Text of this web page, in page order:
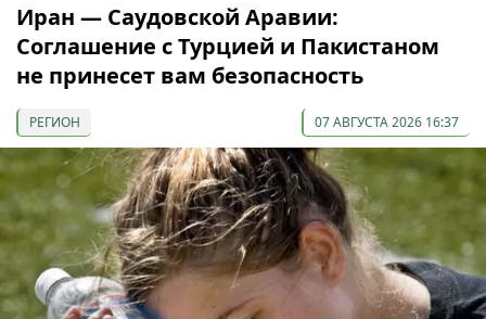
Иран — Саудовской Аравии:
Соглашение с Турцией и Пакистаном
не принесет вам безопасность
РЕГИОН 07 АВГУСТА 2026 16:37